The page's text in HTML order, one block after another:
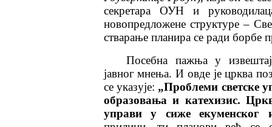
секретара ОУН и
новопредложене структуре –
стварање планира се ради борбе
Посебна пажња у
јавног мнења. И овде је црква
се указује: „Проблеми светске
образовања и катехизис.
управи у сиже екуменског